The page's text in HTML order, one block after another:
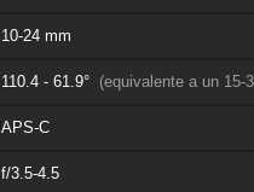
10-24 mm
110.4 - 61.9° (equivalente a un 15-
APS-C
f/3.5-4.5